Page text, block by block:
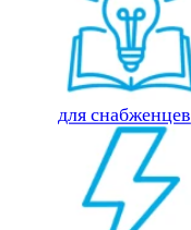
для снабженцев